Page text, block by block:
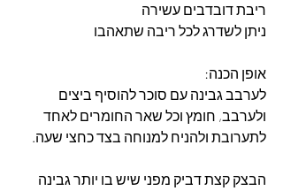
ריבת דובדבים עשירה
ניתן לשדרג לכל ריבה שתאהבו
אופן הכנה:
לערבב גבינה עם סוכר להוסיף ביצים
ולערבב, חומץ וכל שאר החומרים לאחד
לתערובת ולהניח למנוחה בצד כחצי שעה.
הבצק קצת דביק מפני שיש בו יותר גבינה